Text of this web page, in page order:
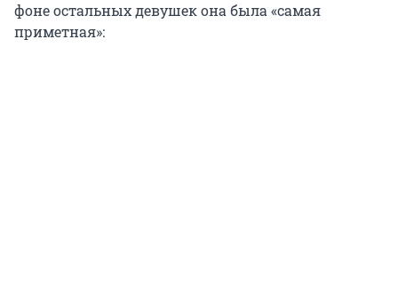
фоне остальных девушек она была «самая
приметная»: